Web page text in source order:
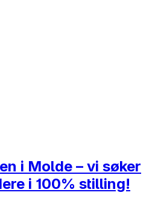
i Molde – vi søker
i 100% stilling!